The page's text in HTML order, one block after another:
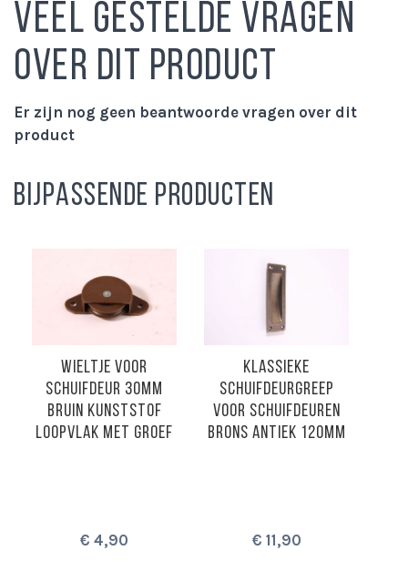
Veel gestelde vragen
over dit product
Er zijn nog geen beantwoorde vragen over dit
product
BIJPASSENDE PRODUCTEN
WIELTJE VOOR
SCHUIFDEUR 30MM
BRUIN KUNSTSTOF
LOOPVLAK MET GROEF
€ 4,90
KLASSIEKE
SCHUIFDEURGREEP
VOOR SCHUIFDEUREN
BRONS ANTIEK 120MM
€ 11,90